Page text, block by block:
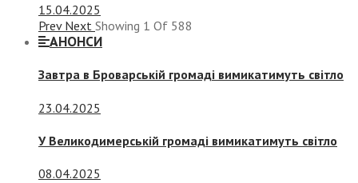
15.04.2025
Prev Next Showing 1 Of 588
АНОНСИ
Завтра в Броварській громаді вимикатимуть світло
23.04.2025
У Великодимерській громаді вимикатимуть світло
08.04.2025